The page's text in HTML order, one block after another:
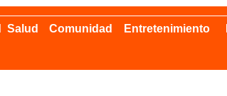
Salud Comunidad Entretenimiento